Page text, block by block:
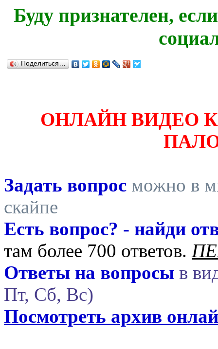
Буду признателен,
Поделиться…
ОНЛАЙН ВИДЕО
Задать вопрос можно в
скайпе
Есть вопрос? - найди
там более 700 ответов.
Ответы на вопросы в
Пт, Сб, Вс)
Посмотреть архив